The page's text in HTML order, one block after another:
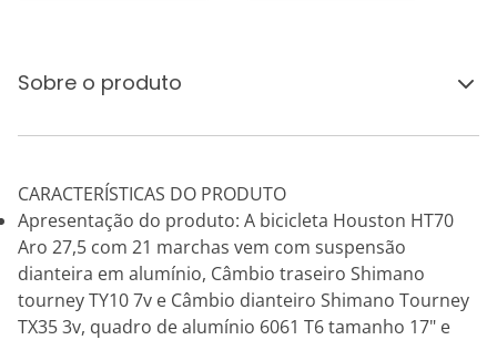
Sobre o produto
CARACTERÍSTICAS DO PRODUTO
Apresentação do produto: A bicicleta Houston HT70
Aro 27,5 com 21 marchas vem com suspensão
dianteira em alumínio, Câmbio traseiro Shimano
tourney TY10 7v e Câmbio dianteiro Shimano Tourney
TX35 3v, quadro de alumínio 6061 T6 tamanho 17" e